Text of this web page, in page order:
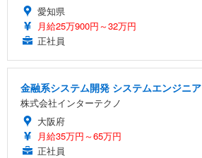
愛知県
月給25万900円～32万円
正社員
金融系システム開発 システムエンジニア
株式会社インターテクノ
大阪府
月給35万円～65万円
正社員